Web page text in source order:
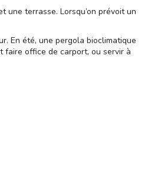
terrasse. Lorsqu’on prévoit un
En été, une pergola bioclimatique
faire office de carport, ou servir à